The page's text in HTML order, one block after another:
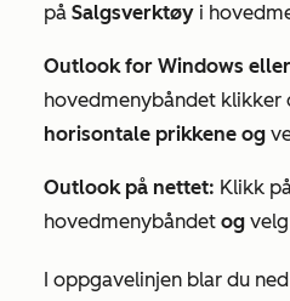
på Salgsverktøy i
Outlook for Windows
hovedmenybåndet klikker
horisontale prikkene og
Outlook på nettet: Klikk
hovedmenybåndet og velg
I oppgavelinjen blar du